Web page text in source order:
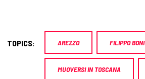
TOPICS: AREZZO FILIPPO BONI
MUOVERSI IN TOSCANA